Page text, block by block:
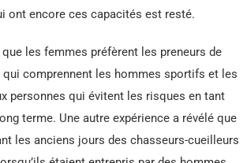
ont encore ces capacités est resté.
que les femmes préfèrent les preneurs de
qui comprennent les hommes sportifs et les
personnes qui évitent les risques en tant
terme. Une autre expérience a révélé que
les anciens jours des chasseurs-cueilleurs